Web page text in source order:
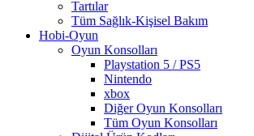
Tartılar
Tüm Sağlık-Kişisel Bakım
Hobi-Oyun
Oyun Konsolları
Playstation 5 / PS5
Nintendo
xbox
Diğer Oyun Konsolları
Tüm Oyun Konsolları